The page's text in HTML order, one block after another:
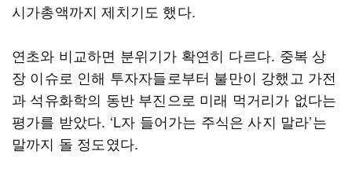
시가총액까지 제치기도 했다.
연초와 비교하면 분위기가 확연히 다르다. 중복 상
장 이슈로 인해 투자자들로부터 불만이 강했고 가전
과 석유화학의 동반 부진으로 미래 먹거리가 없다는
평가를 받았다. ‘L자 들어가는 주식은 사지 말라’는
말까지 돌 정도였다.